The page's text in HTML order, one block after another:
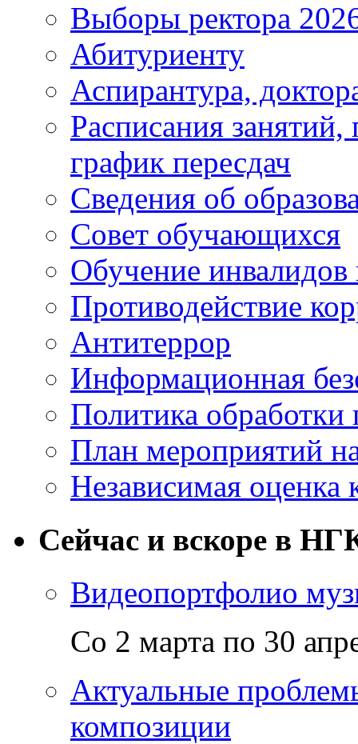
Выборы ректора
Абитуриенту
Аспирантура,
Расписания
график пересдач
Сведения об
Совет обучающихся
Обучение
Противодействие
Антитеррор
Информационная
Политика
План мероприятий
Независимая оценка
Сейчас и вскоре в
Видеопортфолио
Со 2 марта по 30
Актуальные
композиции